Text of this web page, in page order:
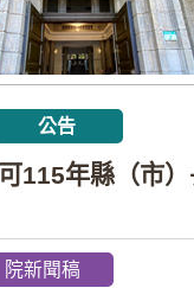
公告
院新聞稿